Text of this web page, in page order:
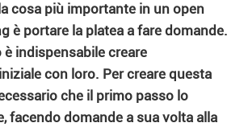
cosa più importante in un open
è portare la platea a fare domande.
è indispensabile creare
con loro. Per creare questa
che il primo passo lo
facendo domande a sua volta alla